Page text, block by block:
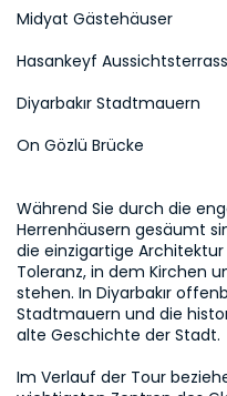
Midyat Gästehäuser
Hasankeyf
Diyarbakır Stadtmauern
On Gözlü Brücke
Während Sie durch die
Herrenhäusern gesäumt
die einzigartige
Toleranz, in dem Kirchen
stehen. In Diyarbakır
Stadtmauern und die
alte Geschichte der Stadt.
Im Verlauf der Tour